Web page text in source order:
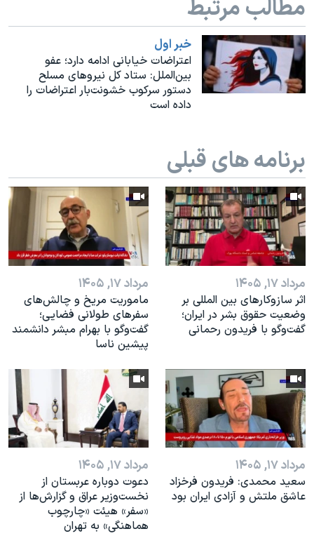
نرگس محمدی برنده جایزه نوبل صلح
همایش محافظه‌کاران آمریکا «سی‌پک»
صفحه‌های ویژه
سفر پرزیدنت ترامپ به چین
مطالب مرتبط
خبر اول
اعتراضات خیابانی ادامه دارد؛ عفو
بین‌الملل: ستاد کل نیروهای مسلح
دستور سرکوب خشونت‌بار اعتراضات را
داده است
برنامه های قبلی
مرداد ۱۷, ۱۴۰۵
اثر ساز‌و‌کارهای بین المللی بر
وضعیت حقوق بشر در ایران؛
گفت‌وگو با فریدون رحمانی
مرداد ۱۷, ۱۴۰۵
ماموریت مریخ و چالش‌های
سفرهای طولانی فضایی؛
گفت‌وگو با بهرام مبشر دانشمند
پیشین ناسا
مرداد ۱۷, ۱۴۰۵
سعید محمدی: فریدون فرخزاد
عاشق ملتش و آزادی ایران بود
مرداد ۱۷, ۱۴۰۵
دعوت دوباره عربستان از
نخست‌وزیر عراق و گزارش‌ها از
«سفر» هیئت «چارچوب
هماهنگی» به تهران